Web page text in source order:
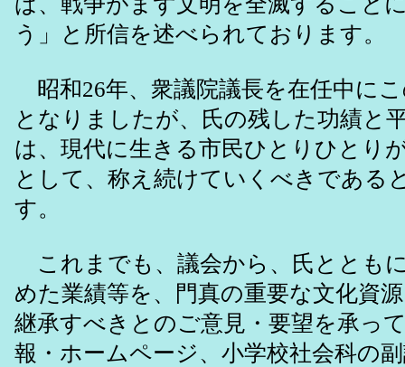
う」と所信を述べられております。
昭和26年、衆議院議長を在任中に
となりましたが、氏の残した功績と
は、現代に生きる市民ひとりひとり
として、称え続けていくべきである
す。
これまでも、議会から、氏ととも
めた業績等を、門真の重要な文化資
継承すべきとのご意見・要望を承っ
報・ホームページ、小学校社会科の